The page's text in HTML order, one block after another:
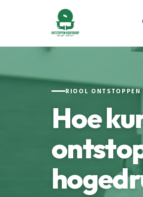
RIOOL ONTSTOPPEN
Hoe